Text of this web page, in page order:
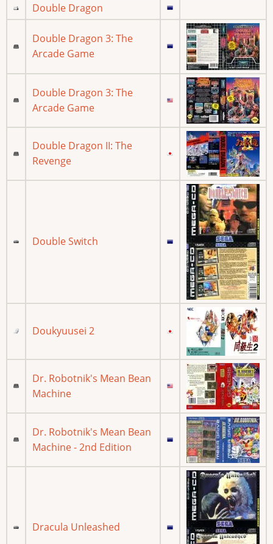
Double Dragon
Double Dragon 3: The
Arcade Game
Double Dragon 3: The
Arcade Game
Double Dragon II: The
Revenge
Double Switch
Doukyuusei 2
Dr. Robotnik's Mean Bean
Machine
Dr. Robotnik's Mean Bean
Machine - 2nd Edition
Dracula Unleashed